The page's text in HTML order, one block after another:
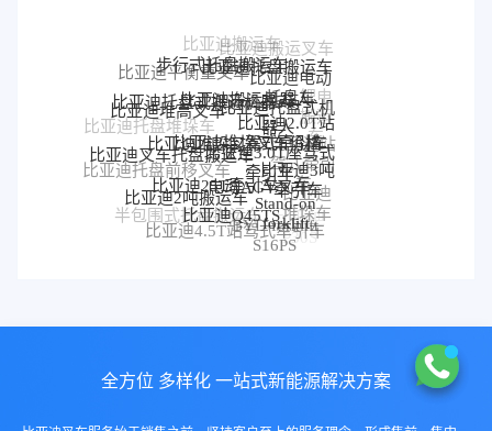
比亚迪平衡重叉车
步行式托盘搬运车
比亚迪托盘搬运车
比亚迪电动
托盘车锂电
搬运
车
比亚迪托盘堆垛车
比亚迪堆高叉车
比亚迪托盘式搬运机器人
比亚迪搬运机器人
比亚迪托盘式机
器人
比亚迪2.0T站
驾式牵引车
比亚迪站
驾式牵引
车
比亚迪托盘前移叉车
比亚迪叉车托盘搬运车
比亚迪堆垛叉车
比亚迪堆垛叉车价格
比亚迪3.0T座驾式
牵引车
比亚迪3吨
牵引车
比亚迪
堆垛车
比亚迪
P30S
比亚迪仓储叉车
半包围式托盘搬运车
比亚迪2吨搬运车
比亚迪25T牵引车
电动AGV叉车
Stand-on
forklift
BYD forklift
S16PS
比亚迪4.5T站驾式牵引车
比亚迪Q45TS
全方位 多样化 一站式新能源解决方案